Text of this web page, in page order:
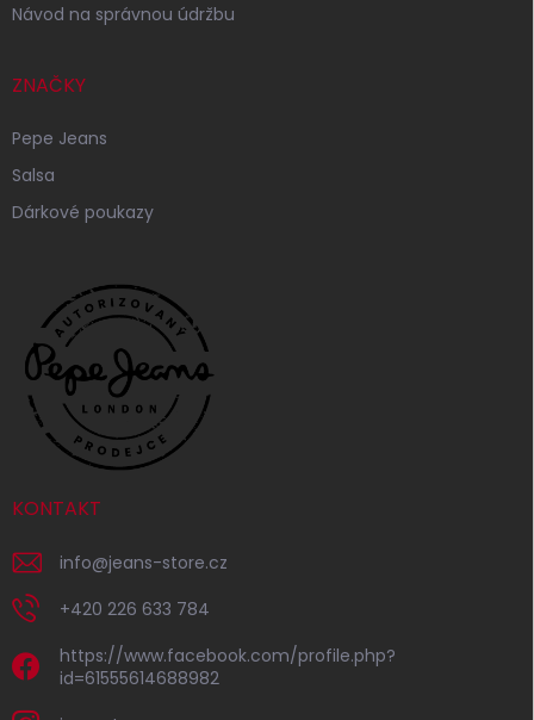
Návod na správnou údržbu
ZNAČKY
Pepe Jeans
Salsa
Dárkové poukazy
KONTAKT
info@jeans-store.cz
+420 226 633 784
https://www.facebook.com/profile.php?
id=61555614688982